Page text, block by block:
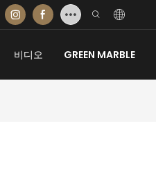
비디오 GREEN MARBLE